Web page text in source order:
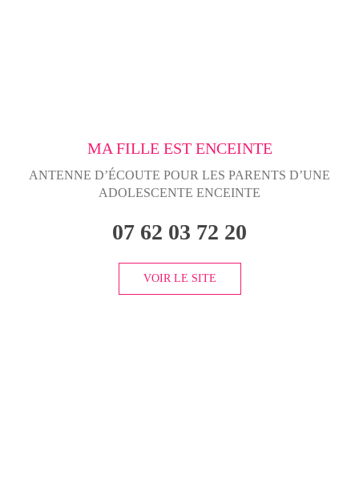
MA FILLE EST ENCEINTE
ANTENNE D’ÉCOUTE POUR LES PARENTS D’UNE
ADOLESCENTE ENCEINTE
07 62 03 72 20
VOIR LE SITE